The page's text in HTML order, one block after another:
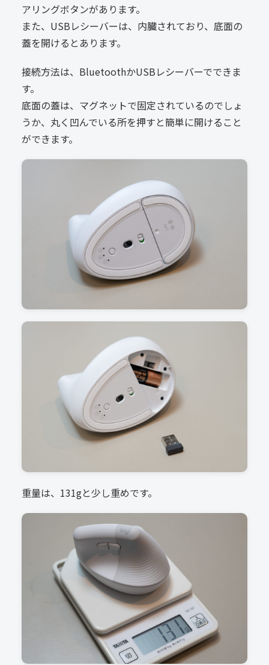
アリングボタンがあります。
また、USBレシーバーは、内臓されており、底面の
蓋を開けるとあります。
接続方法は、BluetoothかUSBレシーバーでできま
す。
底面の蓋は、マグネットで固定されているのでしょ
うか、丸く凹んでいる所を押すと簡単に開けること
ができます。
重量は、131gと少し重めです。